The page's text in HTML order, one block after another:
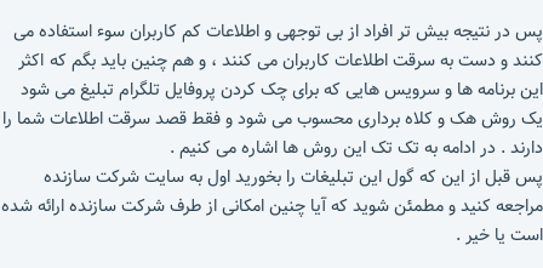
پس در نتیجه بیش تر افراد از بی توجهی و اطلاعات کم کاربران سوء استفاده می
کنند و دست به سرقت اطلاعات کاربران می کنند ، و هم چنین باید بگم که اکثر
این برنامه ها و سرویس هایی که برای چک کردن پروفایل تلگرام تبلیغ می شود
یک روش هک و کلاه برداری محسوب می شود و فقط قصد سرقت اطلاعات شما را
دارند . در ادامه به تک تک این روش ها اشاره می کنیم .
پس قبل از این که گول این تبلیغات را بخورید اول به سایت شرکت سازنده
مراجعه کنید و مطمئن شوید که آیا چنین امکانی از طرف شرکت سازنده ارائه شده
است یا خیر .